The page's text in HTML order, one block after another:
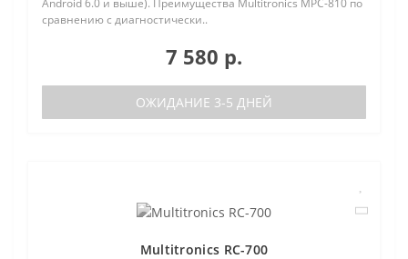
Android 6.0 и выше). Преимущества Multitronics MPC-810 по
сравнению с диагностически..
7 580 р.
ОЖИДАНИЕ 3-5 ДНЕЙ
Multitronics RC-700